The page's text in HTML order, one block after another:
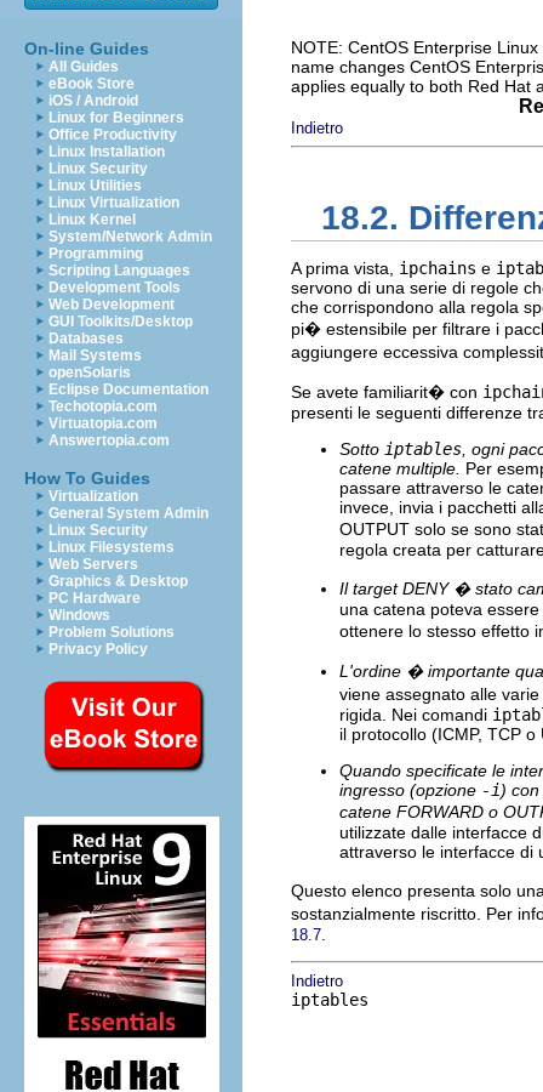
On-line Guides
All Guides
eBook Store
iOS / Android
Linux for Beginners
Office Productivity
Linux Installation
Linux Security
Linux Utilities
Linux Virtualization
Linux Kernel
System/Network Admin
Programming
Scripting Languages
Development Tools
Web Development
GUI Toolkits/Desktop
Databases
Mail Systems
openSolaris
Eclipse Documentation
Techotopia.com
Virtuatopia.com
Answertopia.com
How To Guides
Virtualization
General System Admin
Linux Security
Linux Filesystems
Web Servers
Graphics & Desktop
PC Hardware
Windows
Problem Solutions
Privacy Policy
NOTE: CentOS Enterprise
name changes CentOS
applies equally to both Red Hat
Indietro
18.2.
A prima vista, ipchains e
servono di una serie di regole
che corrispondono alla regola
pi� estensibile per filtrare i
aggiungere eccessiva
Se avete familiarit� con
presenti le seguenti differenze
Sotto iptables , ogni
catene multiple. Per
passare attraverso le
invece, invia i pacchetti
OUTPUT solo se sono
regola creata per
Il target DENY � stato
una catena poteva
ottenere lo stesso effetto
L'ordine � importante
viene assegnato alle
rigida. Nei comandi
il protocollo (ICMP, TCP o
Quando specificate le
ingresso (opzione -i)
catene FORWARD o
utilizzate dalle interfacce
attraverso le interfacce di
Questo elenco presenta solo
sostanzialmente riscritto. Per
18.7
Indietro
iptables